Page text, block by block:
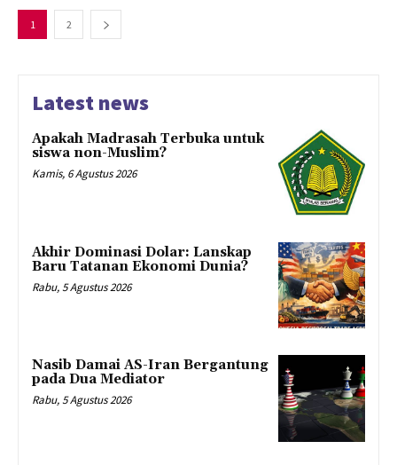
1 2
Latest news
Apakah Madrasah Terbuka untuk
siswa non-Muslim?
Kamis, 6 Agustus 2026
Akhir Dominasi Dolar: Lanskap
Baru Tatanan Ekonomi Dunia?
Rabu, 5 Agustus 2026
Nasib Damai AS-Iran Bergantung
pada Dua Mediator
Rabu, 5 Agustus 2026